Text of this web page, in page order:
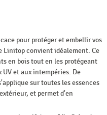
pour protéger et embellir vos
Linitop convient idéalement. Ce
en bois tout en les protégeant
et aux intempéries. De
sur toutes les essences
et permet d'en